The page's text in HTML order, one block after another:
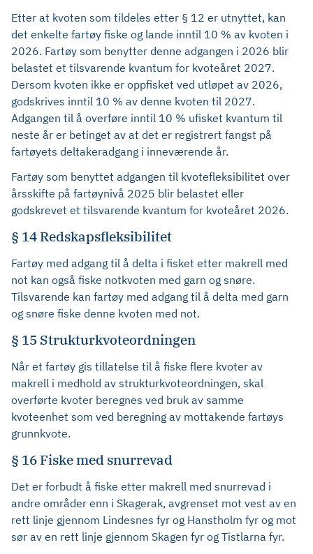
Etter at kvoten som tildeles etter § 12 er utnyttet, kan
det enkelte fartøy fiske og lande inntil 10 % av kvoten i
2026. Fartøy som benytter denne adgangen i 2026 blir
belastet et tilsvarende kvantum for kvoteåret 2027.
Dersom kvoten ikke er oppfisket ved utløpet av 2026,
godskrives inntil 10 % av denne kvoten til 2027.
Adgangen til å overføre inntil 10 % ufisket kvantum til
neste år er betinget av at det er registrert fangst på
fartøyets deltakeradgang i inneværende år.
Fartøy som benyttet adgangen til kvotefleksibilitet over
årsskifte på fartøynivå 2025 blir belastet eller
godskrevet et tilsvarende kvantum for kvoteåret 2026.
§ 14 Redskapsfleksibilitet
Fartøy med adgang til å delta i fisket etter makrell med
not kan også fiske notkvoten med garn og snøre.
Tilsvarende kan fartøy med adgang til å delta med garn
og snøre fiske denne kvoten med not.
§ 15 Strukturkvoteordningen
Når et fartøy gis tillatelse til å fiske flere kvoter av
makrell i medhold av strukturkvoteordningen, skal
overførte kvoter beregnes ved bruk av samme
kvoteenhet som ved beregning av mottakende fartøys
grunnkvote.
§ 16 Fiske med snurrevad
Det er forbudt å fiske etter makrell med snurrevad i
andre områder enn i Skagerak, avgrenset mot vest av en
rett linje gjennom Lindesnes fyr og Hanstholm fyr og mot
sør av en rett linje gjennom Skagen fyr og Tistlarna fyr.